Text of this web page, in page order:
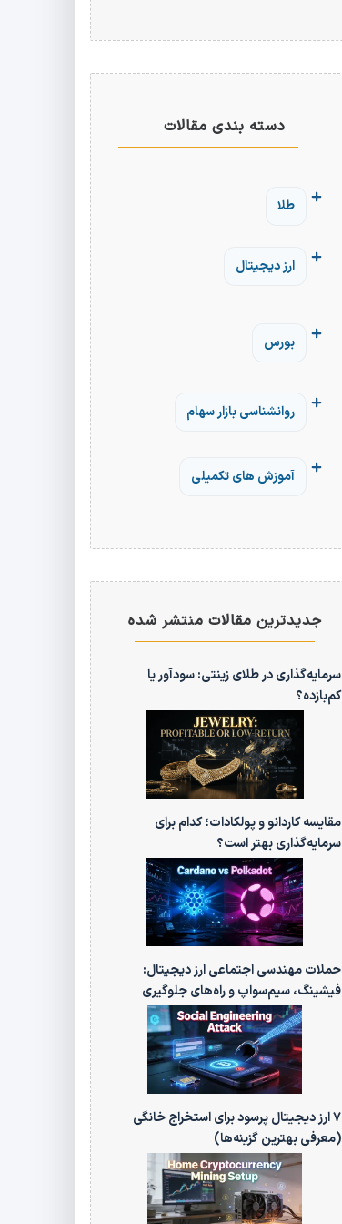
دسته بندی مقالات
طلا
ارز دیجیتال
بورس
روانشناسی بازار سهام
آموزش های تکمیلی
جدیدترین مقالات منتشر شده
سرمایه‌گذاری در طلای زینتی: سودآور یا
کم‌بازده؟
مقایسه کاردانو و پولکادات؛ کدام برای
سرمایه‌گذاری بهتر است؟
حملات مهندسی اجتماعی ارز دیجیتال:
فیشینگ، سیم‌سواپ و راه‌های جلوگیری
۷ ارز دیجیتال پرسود برای استخراج خانگی
(معرفی بهترین گزینه‌ها)